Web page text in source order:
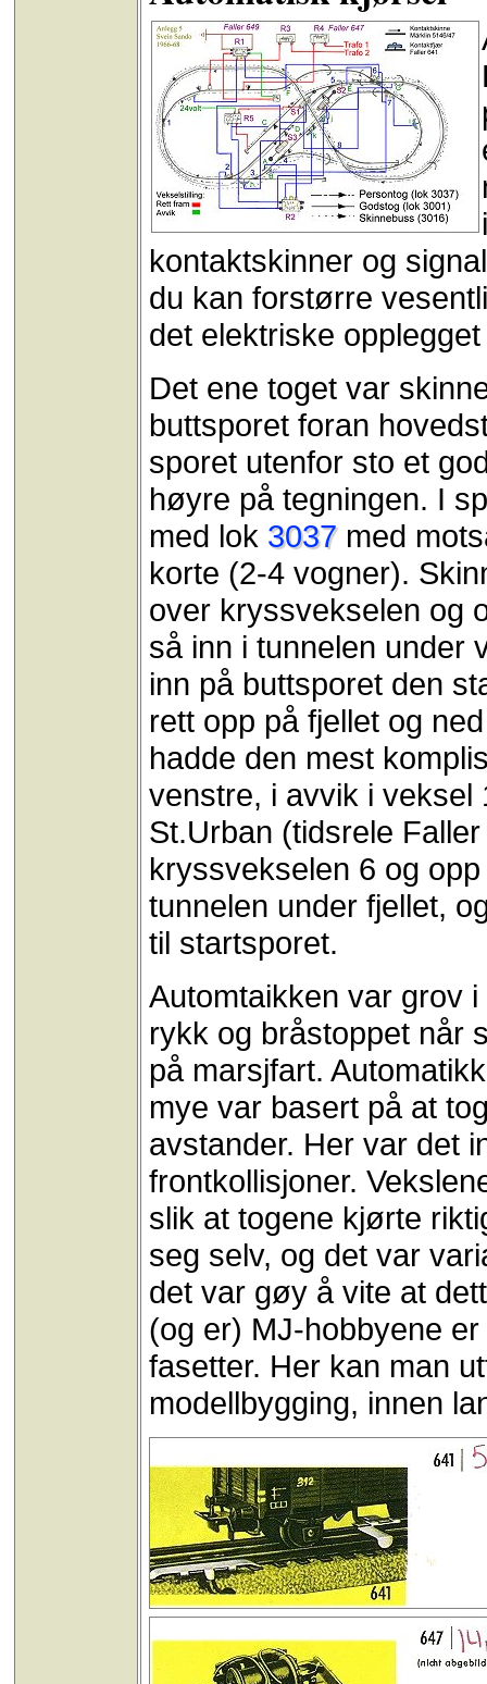
kontaktskinner og
du kan forstørre
det elektriske
Det ene toget var
buttsporet foran
sporet utenfor sto et
høyre på tegningen. I
med lok 3037med
korte (2-4 vogner).
over kryssvekselen og
så inn i tunnelen under
inn på buttsporet den
rett opp på fjellet og
hadde den mest
venstre, i avvik i veksel
St.Urban (tidsrele
kryssvekselen 6 og
tunnelen under fjellet,
til startsporet.
Automtaikken var grov
rykk og bråstoppet når
på marsjfart.
mye var basert på at
avstander. Her var det
frontkollisjoner.
slik at togene kjørte
seg selv, og det var
det var gøy å vite at
(og er) MJ-hobbyene
fasetter. Her kan man
modellbygging, innen